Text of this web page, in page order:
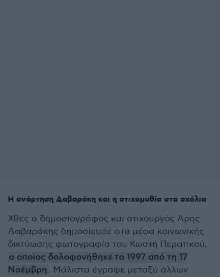
Η ανάρτηση Δαβαράκη και η στιχομυθία στα σχόλια
Χθες ο δημοσιογράφος και στιχουργός Άρης
Δαβαράκης δημοσίευσε στα μέσα κοινωνικής
δικτύωσης φωτογραφία του Κωστή Περατικού,
ο οποίος δολοφονήθηκε το 1997 από τη 17
Νοέμβρη. Μάλιστα έγραψε μεταξύ άλλων